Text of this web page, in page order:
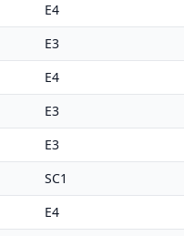
E4
E3
E4
E3
E3
SC1
E4